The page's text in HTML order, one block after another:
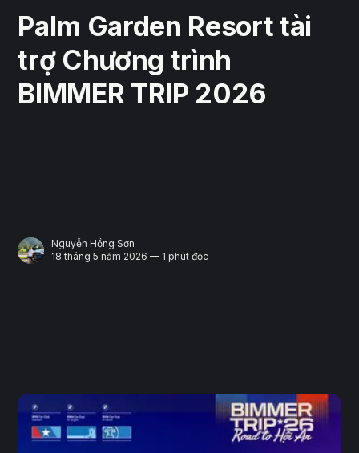
Palm Garden Resort tài
trợ Chương trình
BIMMER TRIP 2026
Nguyễn Hồng Sơn
18 tháng 5 năm 2026 — 1 phút đọc